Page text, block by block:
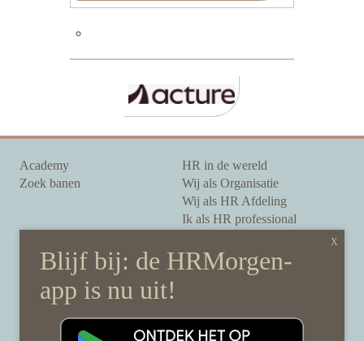
Academy
Zoek banen
HR in de wereld
Wij als Organisatie
Wij als HR Afdeling
Ik als HR professional
Onze auteurs
Onze partners
Sponsoring
Over HRMorgen
Disclaimer & gedragscode